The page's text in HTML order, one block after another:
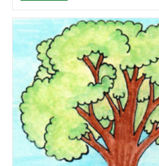
Frühling:
Balkon
Und
Terrasse
In
Topform
Bringen